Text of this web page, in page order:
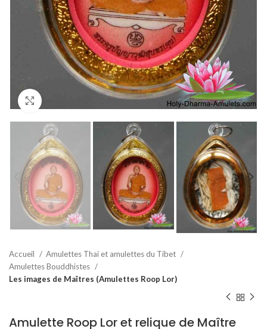
Accueil
Amulettes Thai et amulettes du Tibet
Amulettes Bouddhistes
Les images de Maîtres (Amulettes Roop Lor)
Amulette Roop Lor et relique de Maître